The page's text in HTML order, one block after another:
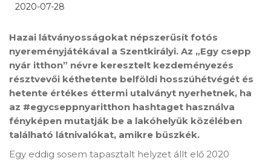
2020-07-28
Hazai látványosságokat népszerűsít fotós
nyereményjátékával a Szentkirályi. Az „Egy csepp
nyár itthon” névre keresztelt kezdeményezés
résztvevői kéthetente belföldi hosszúhétvégét és
hetente értékes éttermi utalványt nyerhetnek, ha
az #egycseppnyaritthon hashtaget használva
fényképen mutatják be a lakóhelyük közélében
található látnivalókat, amikre büszkék.
Egy eddig sosem tapasztalt helyzet állt elő 2020